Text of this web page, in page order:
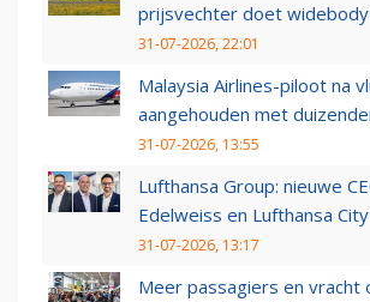
prijsvechter doet
31-07-2026, 22:01
Malaysia Airlines-piloot na
aangehouden met
31-07-2026, 13:55
Lufthansa Group: nieuwe
Edelweiss en Lufthansa
31-07-2026, 13:17
Meer passagiers en vracht